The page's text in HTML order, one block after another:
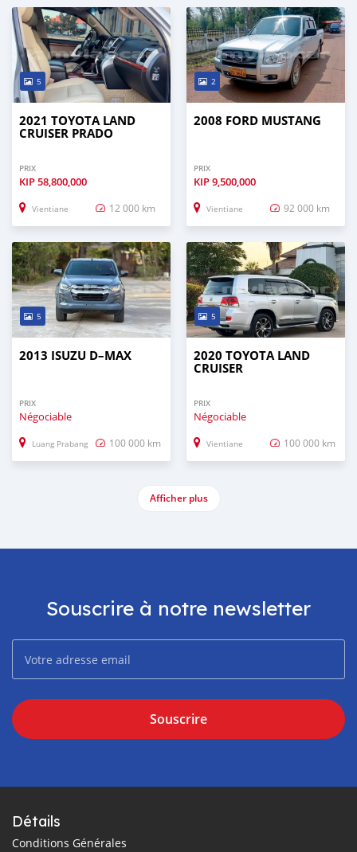
5
2021 TOYOTA LAND
CRUISER PRADO
PRIX
KIP58,800,000
Vientiane 12 000 km
2
2008 FORD MUSTANG
PRIX
KIP9,500,000
Vientiane 92 000 km
5
2013 ISUZU D–MAX
PRIX
Négociable
Luang Prabang 100 000 km
5
2020 TOYOTA LAND
CRUISER
PRIX
Négociable
Vientiane 100 000 km
Afficher plus
Souscrire à notre newsletter
Souscrire
Détails
Conditions Générales